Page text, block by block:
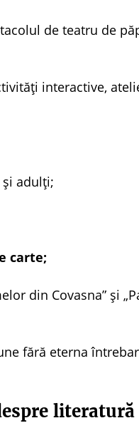
de teatru de
interactive,
adulți;
carte;
din Covasna” și
fără eterna
literatură